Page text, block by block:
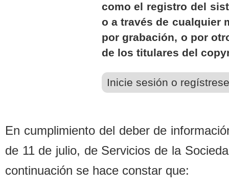
como el registro del
o a través de cualquier
por grabación, o por
de los titulares del
Inicie sesión o
En cumplimiento del deber de
de 11 de julio, de Servicios de la
continuación se hace constar que: